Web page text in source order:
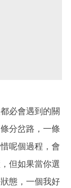
必會遇到的關
分岔路，一條
呢個過程，會
但如果當你選
態，一個我好